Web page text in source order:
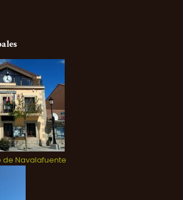
de Navalafuente